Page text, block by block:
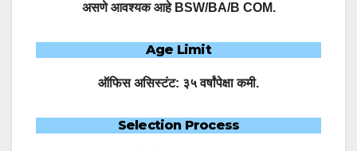
असणे आवश्यक आहे BSW/BA/B COM.
Age Limit
ऑफिस असिस्टंट: ३५ वर्षांपेक्षा कमी.
Selection Process